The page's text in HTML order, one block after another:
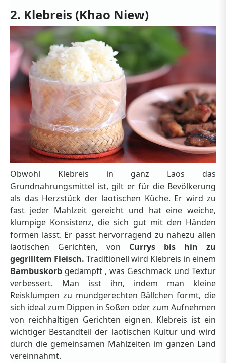
2. Klebreis (Khao Niew)
Obwohl Klebreis in ganz Laos das
Grundnahrungsmittel ist, gilt er für die Bevölkerung
als das Herzstück der laotischen Küche. Er wird zu
fast jeder Mahlzeit gereicht und hat eine weiche,
klumpige Konsistenz, die sich gut mit den Händen
formen lässt. Er passt hervorragend zu nahezu allen
laotischen Gerichten, von Currys bis hin zu
gegrilltem Fleisch. Traditionell wird Klebreis in einem
Bambuskorb gedämpft , was Geschmack und Textur
verbessert. Man isst ihn, indem man kleine
Reisklumpen zu mundgerechten Bällchen formt, die
sich ideal zum Dippen in Soßen oder zum Aufnehmen
von reichhaltigen Gerichten eignen. Klebreis ist ein
wichtiger Bestandteil der laotischen Kultur und wird
durch die gemeinsamen Mahlzeiten im ganzen Land
vereinnahmt.